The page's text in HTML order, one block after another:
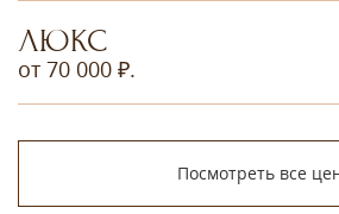
ЛЮКС
от 70 000 ₽.
Посмотреть все